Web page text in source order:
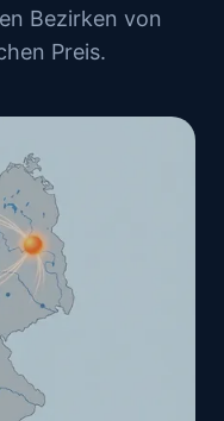
Bezirken von
Preis.